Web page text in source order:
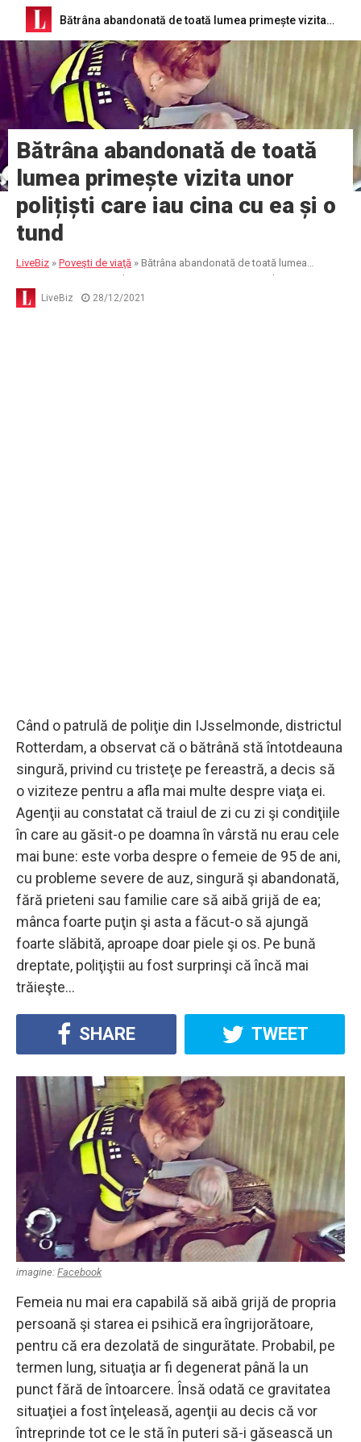
Bătrâna abandonată de toată lumea primește vizita unor polițiști care iau cina cu ea și o tund
Bătrâna abandonată de toată
lumea primește vizita unor
polițiști care iau cina cu ea și o
tund
LiveBiz » Poveşti de viaţă » Bătrâna abandonată de toată lumea
primește vizita unor polițiști care iau cina cu ea și o tund
LiveBiz 28/12/2021
Când o patrulă de poliţie din IJsselmonde, districtul
Rotterdam, a observat că o bătrână stă întotdeauna
singură, privind cu tristeţe pe fereastră, a decis să
o viziteze pentru a afla mai multe despre viaţa ei.
Agenţii au constatat că traiul de zi cu zi şi condiţiile
în care au găsit-o pe doamna în vârstă nu erau cele
mai bune: este vorba despre o femeie de 95 de ani,
cu probleme severe de auz, singură şi abandonată,
fără prieteni sau familie care să aibă grijă de ea;
mânca foarte puţin şi asta a făcut-o să ajungă
foarte slăbită, aproape doar piele şi os. Pe bună
dreptate, poliţiştii au fost surprinşi că încă mai
trăieşte…
SHARE TWEET
imagine: Facebook
Femeia nu mai era capabilă să aibă grijă de propria
persoană şi starea ei psihică era îngrijorătoare,
pentru că era dezolată de singurătate. Probabil, pe
termen lung, situaţia ar fi degenerat până la un
punct fără de întoarcere. Însă odată ce gravitatea
situaţiei a fost înţeleasă, agenţii au decis că vor
întreprinde tot ce le stă în puteri să-i găsească un